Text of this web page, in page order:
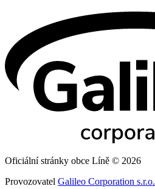
Oficiální stránky obce Líně © 2026
Provozovatel Galileo Corporation s.r.o.